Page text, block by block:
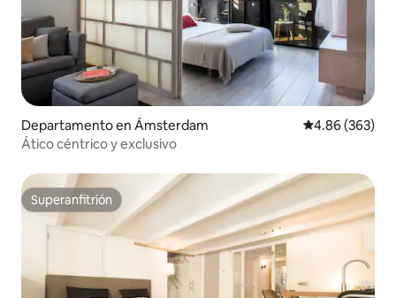
Departamento en Ámsterdam Calificación
4.86 (363)
Ático céntrico y exclusivo
Superanfitrión
Superanfitrión